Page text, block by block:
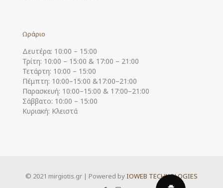
Ωράριο
Δευτέρα: 10:00 – 15:00
Τρίτη: 10:00 – 15:00 & 17:00 – 21:00
Τετάρτη: 10:00 – 15:00
Πέμπτη: 10:00–15:00 &17:00–21:00
Παρασκευή: 10:00–15:00 & 17:00–21:00
Σάββατο: 10:00 – 15:00
Κυριακή: Κλειστά
© 2021 mirgiotis.gr | Powered byIOWEB TECHNOLOGIES